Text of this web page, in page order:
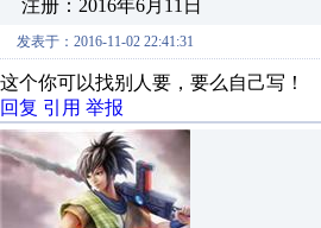
注册：2016年6月11日
发表于：2016-11-02 22:41:31
这个你可以找别人要，要么自己写！
回复 引用 举报